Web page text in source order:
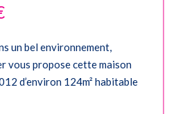
un bel environnement,
vous propose cette maison
d’environ 124m² habitable